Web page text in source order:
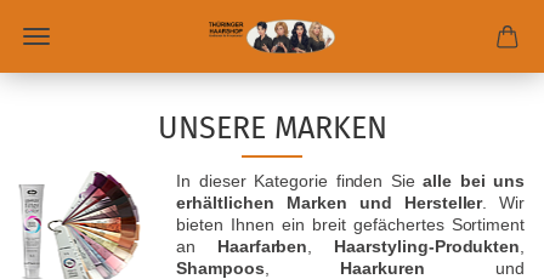
UNSERE MARKEN
In dieser Kategorie finden Siealle bei uns
erhältlichen Marken und Hersteller. Wir
bieten Ihnen ein breit gefächertes Sortiment
an Haarfarben Haarstyling-Produkten
Shampoos
Haarkuren und